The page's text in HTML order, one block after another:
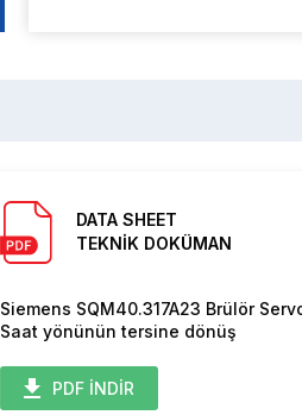
DATA SHEET
TEKNİK DOKÜMAN
Siemens SQM40.317A23 Brülör
Saat yönünün tersine dönüş
PDF İNDİR